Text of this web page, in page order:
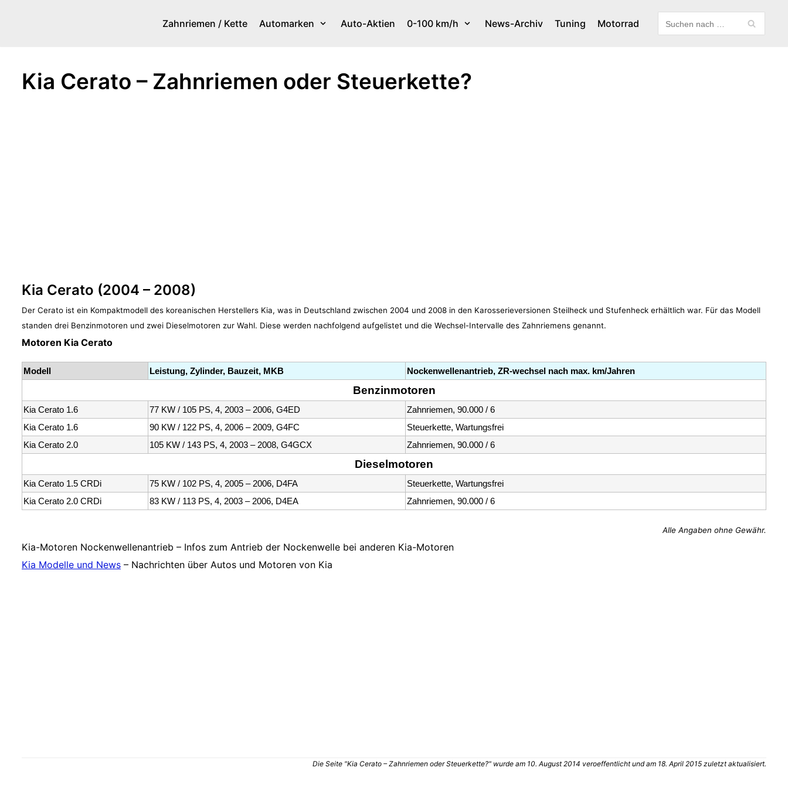
Zahnriemen / Kette Automarken Auto-Aktien 0-100 km/h News-Archiv Tuning Motorrad
Kia Cerato – Zahnriemen oder Steuerkette?
Kia Cerato (2004 – 2008)
Der Cerato ist ein Kompaktmodell des koreanischen Herstellers Kia, was in Deutschland zwischen 2004 und 2008 in den Karosserieversionen Steilheck und Stufenheck erhältlich war. Für das Modell
standen drei Benzinmotoren und zwei Dieselmotoren zur Wahl. Diese werden nachfolgend aufgelistet und die Wechsel-Intervalle des Zahnriemens genannt.
Motoren Kia Cerato
Modell Leistung, Zylinder, Bauzeit, MKB Nockenwellenantrieb, ZR-wechsel nach max. km/Jahren
Benzinmotoren
Kia Cerato 1.6 77 KW / 105 PS, 4, 2003 – 2006, G4ED
Zahnriemen, 90.000 / 6
Kia Cerato 1.6
90 KW / 122 PS, 4, 2006 – 2009, G4FC
Steuerkette, Wartungsfrei
Kia Cerato 2.0
105 KW / 143 PS, 4, 2003 – 2008, G4GCX Zahnriemen, 90.000 / 6
Dieselmotoren
Kia Cerato 1.5 CRDi 75 KW / 102 PS, 4, 2005 – 2006, D4FA
Steuerkette, Wartungsfrei
Kia Cerato 2.0 CRDi
83 KW / 113 PS, 4, 2003 – 2006, D4EA Zahnriemen, 90.000 / 6
Alle Angaben ohne Gewähr.
Kia-Motoren Nockenwellenantrieb – Infos zum Antrieb der Nockenwelle bei anderen Kia-Motoren
Kia Modelle und News – Nachrichten über Autos und Motoren von Kia
Die Seite "Kia Cerato – Zahnriemen oder Steuerkette?" wurde am 10. August 2014 veroeffentlicht und am 18. April 2015 zuletzt aktualisiert.